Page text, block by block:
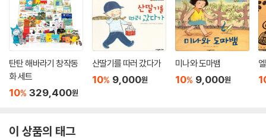
탄탄 해바라기 창작동
화 세트
10% 329,400원
산딸기를 따러 갔다가
10% 9,000원
미나와 도마뱀
10% 9,000원
이 상품의 태그